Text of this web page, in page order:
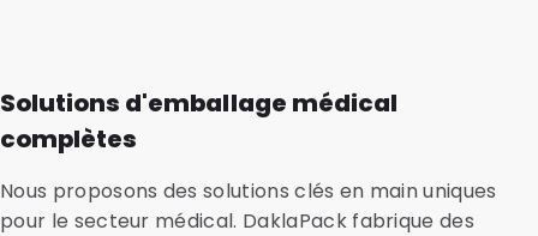
Solutions d'emballage médical
complètes
Nous proposons des solutions clés en main uniques
pour le secteur médical. DaklaPack fabrique des